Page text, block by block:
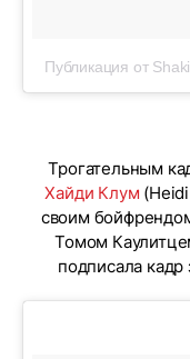
Публикация от
Трогательным
Хайди Клум
своим
Томом
подписала